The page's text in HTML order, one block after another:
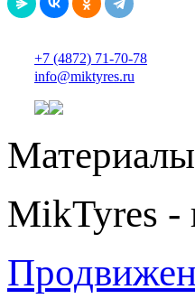
+7 (4872) 71-70-78
info@miktyres.ru
MikTyres